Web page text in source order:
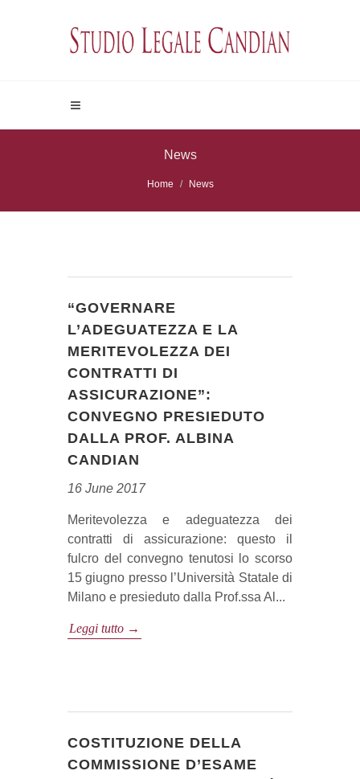
News
Home News
“GOVERNARE
L’ADEGUATEZZA E LA
MERITEVOLEZZA DEI
CONTRATTI DI
ASSICURAZIONE”:
CONVEGNO PRESIEDUTO
DALLA PROF. ALBINA
CANDIAN
16 June 2017
Meritevolezza e adeguatezza dei
contratti di assicurazione: questo il
fulcro del convegno tenutosi lo scorso
15 giugno presso l’Università Statale di
Milano e presieduto dalla Prof.ssa Al...
Leggi tutto →
COSTITUZIONE DELLA
COMMISSIONE D’ESAME